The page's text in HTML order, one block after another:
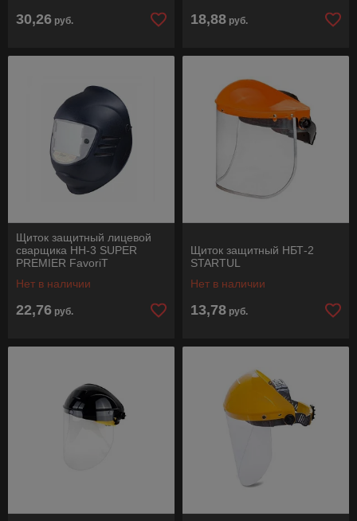
30,26 руб. 18,88 руб.
Щиток защитный лицевой
сварщика НН-3 SUPER
PREMIER FavoriT
Нет в наличии
22,76 руб.
Щиток защитный НБТ-2
STARTUL
Нет в наличии
13,78 руб.